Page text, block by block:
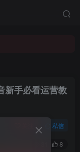
新手必看运营教
私信
8